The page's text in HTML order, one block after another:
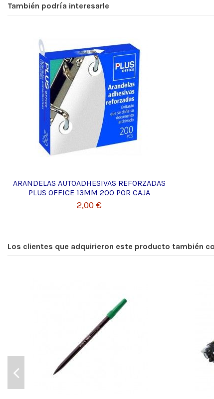
También podría interesarle
ARANDELAS AUTOADHESIVAS REFORZADAS
PLUS OFFICE 13MM 200 POR CAJA
2,00 €
Los clientes que adquirieron este producto también